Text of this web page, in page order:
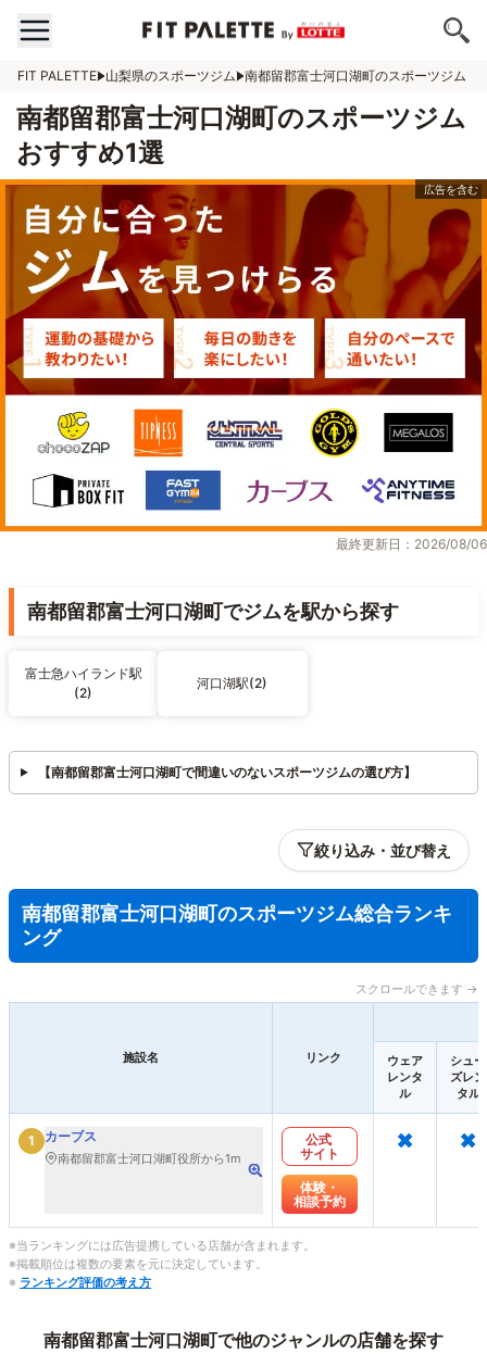
FIT PALETTE 山梨県のスポーツジム 南都留郡富士河口湖町のスポーツジム
南都留郡富士河口湖町のスポーツジム
おすすめ1選
最終更新日：2026/08/06
南都留郡富士河口湖町でジムを駅から探す
富士急ハイランド駅
(2)
河口湖駅(2)
【南都留郡富士河口湖町で間違いのないスポーツジムの選び方】
絞り込み・並び替え
南都留郡富士河口湖町のスポーツジム総合ランキ
ング
スクロールできます →
施設名 リンク
ウェア
レンタ
ル
シュー
ズレン
タル
1 カーブス
南都留郡富士河口湖町役所から1m
公式
サイト
体験・
相談予約
× ×
※当ランキングには広告提携している店舗が含まれます。
※掲載順位は複数の要素を元に決定しています。
※ ランキング評価の考え方
南都留郡富士河口湖町で他のジャンルの店舗を探す